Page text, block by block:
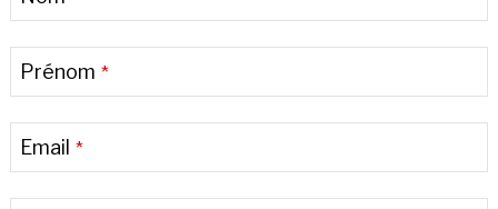
Prénom *
Email *